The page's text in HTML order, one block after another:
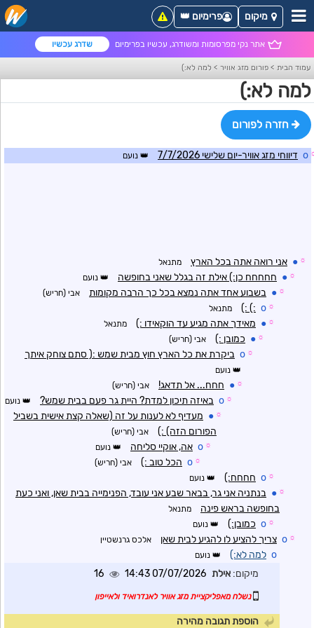
אתר נקי מפרסומות ומשודרג, עכשיו בפרימיום שדרג עכשיו
מיקום פרימיום 👑
עמוד הבית > פורום מזג אוויר > למה לא:)
למה לא:)
חזרה לפורום
o דיווחי מזג אוויר-יום שלישי 7/7/2026 נועם
☼
● אני רואה אתה בכל הארץ מתנאל
☼
● חחחחח כן:) אילת זה בגלל שאני בחופשה נועם
☼
● בשבוע אחד אתה נמצא בכל כך הרבה מקומות אבי (חריש)
☼
o
:) :) מתנאל
☼
● מאידך אתה מגיע עד הוקאידו :) מתנאל
☼
● כמובן :) אבי (חריש)
☼
o ביקרת את כל הארץ חוץ מבית שמש :( סתם צוחק איתך
נועם
☼
● חחח... אל תדאג! אבי (חריש)
☼
o באיזה תיכון למדת? היית גר פעם בבית שמש? נועם
☼
● מעדיף לא לענות על זה (שאלה קצת אישית בשביל
הפורום הזה) :)
אבי (חריש)
☼
o אה, אוקיי סליחה נועם
☼
o הכל טוב :) אבי (חריש)
☼
o חחחח:) נועם
☼
● בנתניה אני גר, בבאר שבע אני עובד, הפנימייה בבית שאן, ואני כעת
בחופשה בראש פינה
מתנאל
☼
o כמובן:) נועם
☼
o צריך להציע לו להגיע לבית שאן אלכס גרנשטיין
o למה לא:) נועם
מיקום: אילת 07/07/2026 14:43
16
נשלח מאפליקציית מזג אוויר לאנדרואיד ולאייפון
הוספת תגובה מהירה